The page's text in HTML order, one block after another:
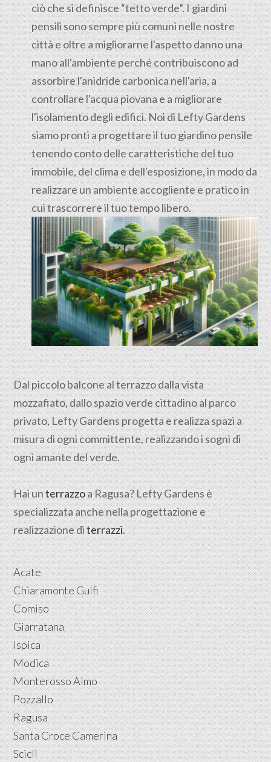
ciò che si definisce “tetto verde”. I giardini
pensili sono sempre più comuni nelle nostre
città e oltre a migliorarne l'aspetto danno una
mano all'ambiente perché contribuiscono ad
assorbire l'anidride carbonica nell'aria, a
controllare l'acqua piovana e a migliorare
l'isolamento degli edifici. Noi di Lefty Gardens
siamo pronti a progettare il tuo giardino pensile
tenendo conto delle caratteristiche del tuo
immobile, del clima e dell'esposizione, in modo da
realizzare un ambiente accogliente e pratico in
cui trascorrere il tuo tempo libero.
Dal piccolo balcone al terrazzo dalla vista
mozzafiato, dallo spazio verde cittadino al parco
privato, Lefty Gardens progetta e realizza spazi a
misura di ogni committente, realizzando i sogni di
ogni amante del verde.
Hai unterrazzoa Ragusa? Lefty Gardens è
specializzata anche nella progettazione e
realizzazione diterrazzi.
Acate
Chiaramonte Gulfi
Comiso
Giarratana
Ispica
Modica
Monterosso Almo
Pozzallo
Ragusa
Santa Croce Camerina
Scicli